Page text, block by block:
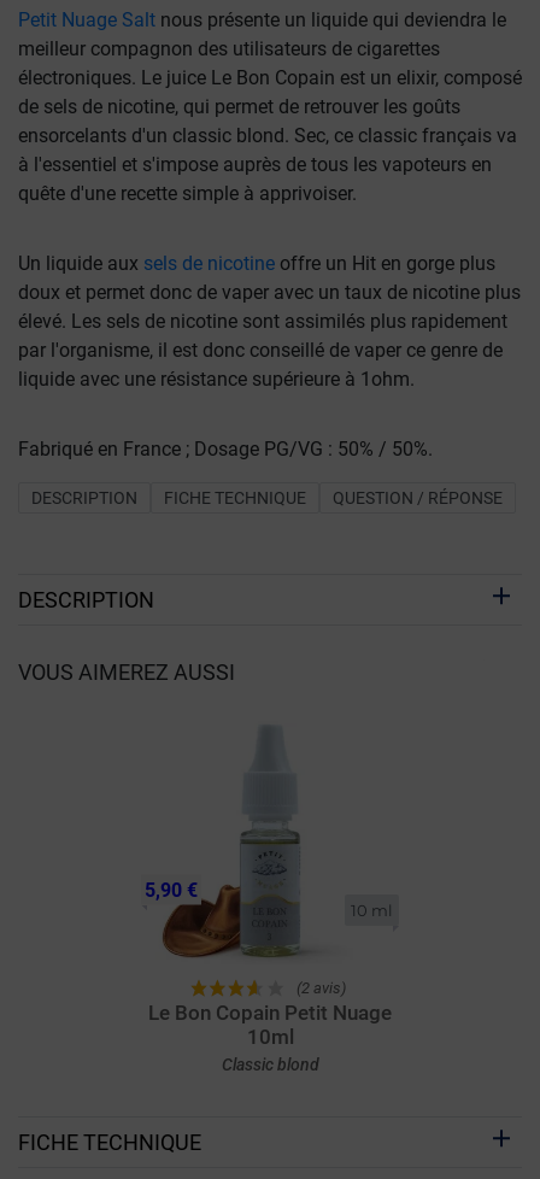
Petit Nuage Salt nous présente un liquide qui deviendra le
meilleur compagnon des utilisateurs de cigarettes
électroniques. Le juice Le Bon Copain est un elixir, composé
de sels de nicotine, qui permet de retrouver les goûts
ensorcelants d'un classic blond. Sec, ce classic français va
à l'essentiel et s'impose auprès de tous les vapoteurs en
quête d'une recette simple à apprivoiser.
Un liquide aux sels de nicotine offre un Hit en gorge plus
doux et permet donc de vaper avec un taux de nicotine plus
élevé. Les sels de nicotine sont assimilés plus rapidement
par l'organisme, il est donc conseillé de vaper ce genre de
liquide avec une résistance supérieure à 1ohm.
Fabriqué en France ; Dosage PG/VG : 50% / 50%.
DESCRIPTION FICHE TECHNIQUE QUESTION / RÉPONSE
DESCRIPTION
VOUS AIMEREZ AUSSI
10 ml
(2 avis)
Le Bon Copain Petit Nuage
10ml
Classic blond
5,90 €
FICHE TECHNIQUE